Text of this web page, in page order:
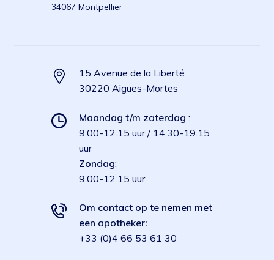
34067 Montpellier
15 Avenue de la Liberté
30220 Aigues-Mortes
Maandag t/m zaterdag :
9.00-12.15 uur / 14.30-19.15
uur
Zondag:
9.00-12.15 uur
Om contact op te nemen met
een apotheker:
+33 (0)4 66 53 61 30